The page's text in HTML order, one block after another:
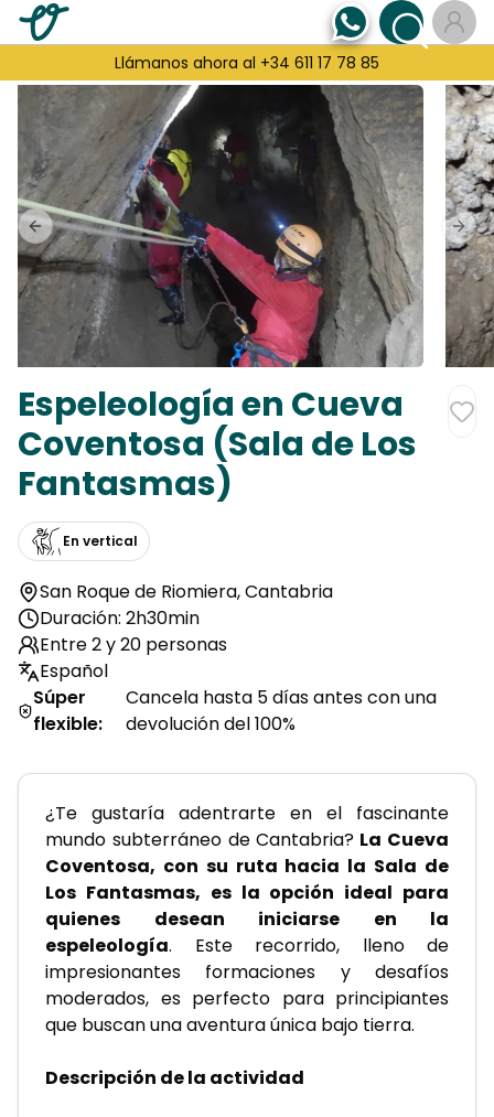
Llámanos ahora al +34 611 17 78 85
Previous slide
Espeleología en Cueva
Coventosa (Sala de Los
Fantasmas)
En vertical
San Roque de Riomiera,Cantabria
Duración: 2h30min
Entre 2 y 20 personas
Español
Súper
flexible:
Cancela hasta 5 días antes con una
devolución del 100%
¿Te gustaría adentrarte en el fascinante
mundo subterráneo de Cantabria? La Cueva
Coventosa, con su ruta hacia la Sala de
Los Fantasmas, es la opción ideal para
quienes desean iniciarse en la
espeleología. Este recorrido, lleno de
impresionantes formaciones y desafíos
moderados, es perfecto para principiantes
que buscan una aventura única bajo tierra.
Descripción de la actividad